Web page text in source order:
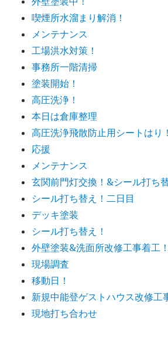
喫煙所水溜まり解消！
メンテナンス
工場洪水対策！
事務所一階清掃
塗装開始！
高圧洗浄！
本日は倉庫整理
高圧洗浄飛散防止用シートはり！
応援
メンテナンス
玄関前門灯交換！&シール打ち
シール打ち替え！二日目
デッキ塗装
シール打ち替え！
外壁塗装&洗面所改修工事着工！
現場調査
移動日！
新規中能登ゲストハウス改修工
現地打ち合わせ